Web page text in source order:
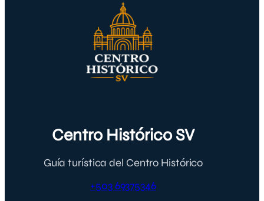
Centro Histórico SV
Guía turística del Centro Histórico
+503 69375346